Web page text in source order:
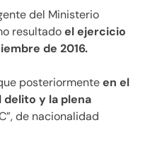
del Ministerio
resultadoel ejercicio
de 2016.
posteriormenteen el
y la plena
de nacionalidad